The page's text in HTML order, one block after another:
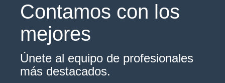
Contamos con los
mejores
Únete al equipo de profesionales
más destacados.